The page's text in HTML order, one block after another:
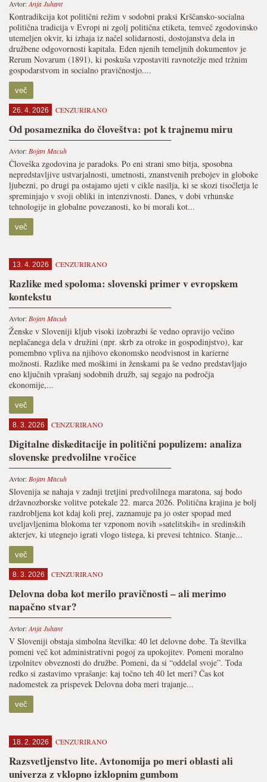
Avtor:Anja Juhant
Kontradikcija kot politični režim v sodobni praksi Krščansko-socialna
politična tradicija v Evropi ni zgolj politična etiketa, temveč zgodovinsko
utemeljen okvir, ki izhaja iz načel solidarnosti, dostojanstva dela in
družbene odgovornosti kapitala. Eden njenih temeljnih dokumentov je
Rerum Novarum (1891), ki poskuša vzpostaviti ravnotežje med tržnim
gospodarstvom in socialno pravičnostjo....
več
26. 4. 2026 CENZURIRANO
Od posameznika do človeštva: pot k trajnemu miru
Avtor: Bojan Macuh
Človeška zgodovina je paradoks. Po eni strani smo bitja, sposobna
nepredstavljive ustvarjalnosti, umetnosti, znanstvenih prebojev in globoke
ljubezni, po drugi pa ostajamo ujeti v cikle nasilja, ki se skozi tisočletja le
spreminjajo v svoji obliki in intenzivnosti. Danes, v dobi vrhunske
tehnologije in globalne povezanosti, ko bi morali kot...
več
13. 4. 2026 CENZURIRANO
Razlike med spoloma: slovenski primer v evropskem
kontekstu
Avtor: Bojan Macuh
Ženske v Sloveniji kljub visoki izobrazbi še vedno opravijo večino
neplačanega dela v družini (npr. skrb za otroke in gospodinjstvo), kar
pomembno vpliva na njihovo ekonomsko neodvisnost in karierne
možnosti. Razlike med moškimi in ženskami pa še vedno predstavljajo
eno ključnih vprašanj sodobnih družb, saj segajo na področja
ekonomije,...
več
8. 3. 2026 CENZURIRANO
Digitalne diskeditacije in politični populizem: analiza
slovenske predvolilne vročice
Avtor: Bojan Macuh
Slovenija se nahaja v zadnji tretjini predvolilnega maratona, saj bodo
državnozborske volitve potekale 22. marca 2026. Politična krajina je bolj
razdrobljena kot kdaj koli prej, zaznamuje pa jo oster spopad med
uveljavljenima blokoma ter vzponom novih »satelitskih« in sredinskih
akterjev, ki utegnejo igrati vlogo tistega, ki prevesi tehtnico. Stanje...
več
8. 3. 2026 CENZURIRANO
Delovna doba kot merilo pravičnosti – ali merimo
napačno stvar?
Avtor:Anja Juhant
V Sloveniji obstaja simbolna številka: 40 let delovne dobe. Ta številka
pomeni več kot administrativni pogoj za upokojitev. Pomeni moralno
izpolnitev obveznosti do družbe. Pomeni, da si “oddelal svoje”. Toda
redko si zastavimo vprašanje: kaj točno teh 40 let meri? Čas kot
nadomestek za prispevek Delovna doba meri trajanje...
več
18. 2. 2026 CENZURIRANO
Razsvetljenstvo lite. Avtonomija po meri oblasti ali
univerza z vklopno izklopnim gumbom